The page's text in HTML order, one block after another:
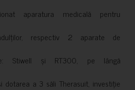
aparatura medicală pentru
respectiv 2 aparate de
Stiwell și RT300, pe lângă
dotarea a 3 săli Therasuit, investiție